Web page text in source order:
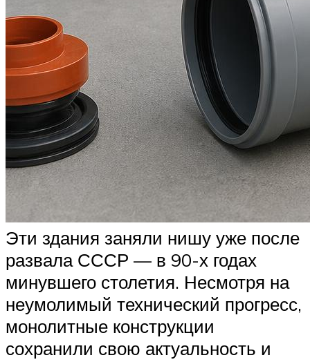
Эти здания заняли нишу уже после
развала СССР — в 90-х годах
минувшего столетия. Несмотря на
неумолимый технический прогресс,
монолитные конструкции
сохранили свою актуальность и